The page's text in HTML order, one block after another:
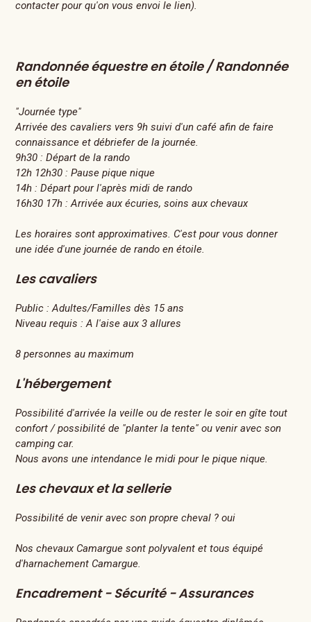
contacter pour qu'on vous envoi le lien).
Randonnée équestre en étoile / Randonnée
en étoile
"Journée type"
Arrivée des cavaliers vers 9h suivi d'un café afin de faire
connaissance et débriefer de la journée.
9h30 : Départ de la rando
12h 12h30 : Pause pique nique
14h : Départ pour l'après midi de rando
16h30 17h : Arrivée aux écuries, soins aux chevaux
Les horaires sont approximatives. C'est pour vous donner
une idée d'une journée de rando en étoile.
Les cavaliers
Public : Adultes/Familles dès 15 ans
Niveau requis : A l'aise aux 3 allures
8 personnes au maximum
L'hébergement
Possibilité d'arrivée la veille ou de rester le soir en gîte tout
confort / possibilité de "planter la tente" ou venir avec son
camping car.
Nous avons une intendance le midi pour le pique nique.
Les chevaux et la sellerie
Possibilité de venir avec son propre cheval ? oui
Nos chevaux Camargue sont polyvalent et tous équipé
d'harnachement Camargue.
Encadrement - Sécurité - Assurances